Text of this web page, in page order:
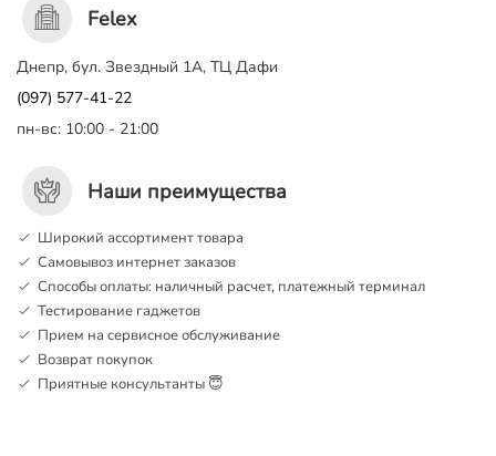
Felex
Днепр, бул. Звездный 1А, ТЦ Дафи
(097) 577-41-22
пн-вс: 10:00 - 21:00
Наши преимущества
Широкий ассортимент товара
Самовывоз интернет заказов
Способы оплаты: наличный расчет, платежный терминал
Тестирование гаджетов
Прием на сервисное обслуживание
Возврат покупок
Приятные консультанты 😇